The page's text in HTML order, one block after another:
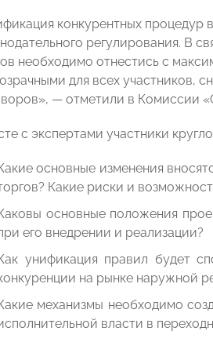
конкурентных
регулирования. В
необходимо отнестись с
для всех участников,
— отметили в
с экспертами участники
основные изменения
Какие риски и
основные положения
его внедрении и реализации?
унификация правил будет
на рынке наружной
механизмы необходимо
власти в